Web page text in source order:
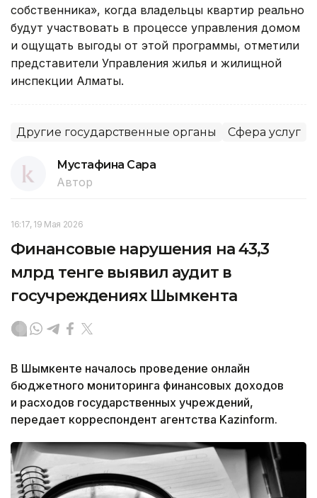
собственника», когда владельцы квартир реально
будут участвовать в процессе управления домом
и ощущать выгоды от этой программы, отметили
представители Управления жилья и жилищной
инспекции Алматы.
Другие государственные органы Сфера услуг
Мустафина Сара
Автор
16:17, 19 Мая 2026
Финансовые нарушения на 43,3
млрд тенге выявил аудит в
госучреждениях Шымкента
В Шымкенте началось проведение онлайн
бюджетного мониторинга финансовых доходов
и расходов государственных учреждений,
передает корреспондент агентства Kazinform.